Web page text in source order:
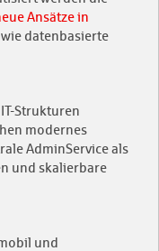
Ansätze in
datenbasierte
Strukturen
modernes
AdminService als
und skalierbare
und